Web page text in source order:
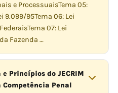
e ProcessuaisTema 05:
9.099/95Tema 06: Lei
07: Lei
Fazenda …
Princípios do JECRIM
Penal